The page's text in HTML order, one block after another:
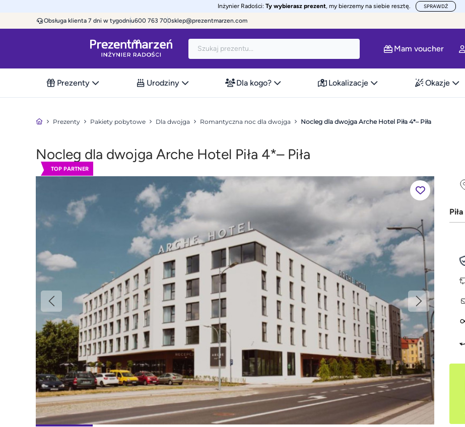
Inżynier Radości: Ty wybierasz prezent, my bierzemy na siebie resztę. SPRAWDŹ
Obsługa klienta 7 dni w tygodniu600 763 700sklep@prezentmarzen.com
Mam voucher
Prezenty Urodziny Dla kogo? Lokalizacje Okazje
Prezenty Pakiety pobytowe Dla dwojga Romantyczna noc dla dwojga Nocleg dla dwojga Arche Hotel Piła 4*– Piła
Nocleg dla dwojga Arche Hotel Piła 4*– Piła
TOP PARTNER
Piła